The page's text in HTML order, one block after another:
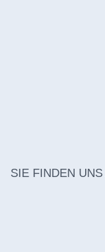
SIE FINDEN UNS